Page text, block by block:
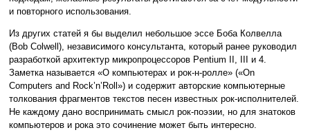
и повторного использования.
Из других статей я бы выделил небольшое эссе Боба Колвелла
(Bob Colwell), независимого консультанта, который ранее руководил
разработкой архитектур микропроцессоров Pentium II, III и 4.
Заметка называется «О компьютерах и рок-н-ролле» («On
Computers and Rock’n’Roll») и содержит авторские компьютерные
толкования фрагментов текстов песен известных рок-исполнителей.
Не каждому дано воспринимать смысл рок-поэзии, но для знатоков
компьютеров и рока это сочинение может быть интересно.